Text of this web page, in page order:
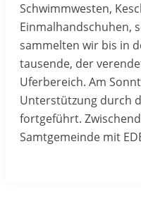
Schwimmwesten,
Einmalhandschuhen,
sammelten wir bis in
tausende, der
Uferbereich. Am
Unterstützung durch
fortgeführt.
Samtgemeinde mit